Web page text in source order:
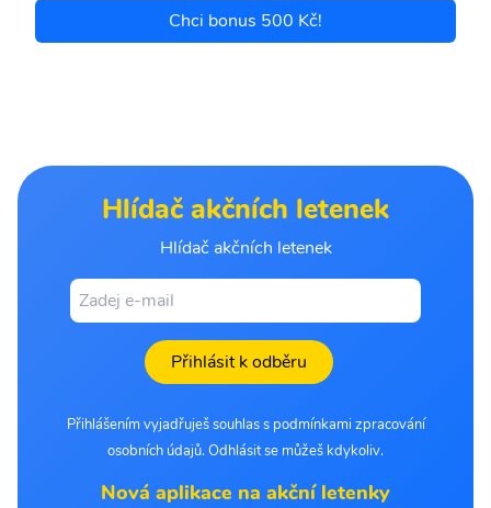
Chci bonus 500 Kč!
Hlídač akčních letenek
Hlídač akčních letenek
Přihlásit k odběru
Přihlášením vyjadřuješ souhlas s podmínkami zpracování
osobních údajů. Odhlásit se můžeš kdykoliv.
Nová aplikace na akční letenky